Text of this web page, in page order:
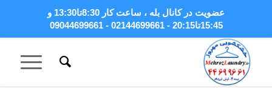
عضویت در کانال بله
، ساعت کار 8:30تا13:30 و
15:45تا20:15 - 02144699661 - 09044699661